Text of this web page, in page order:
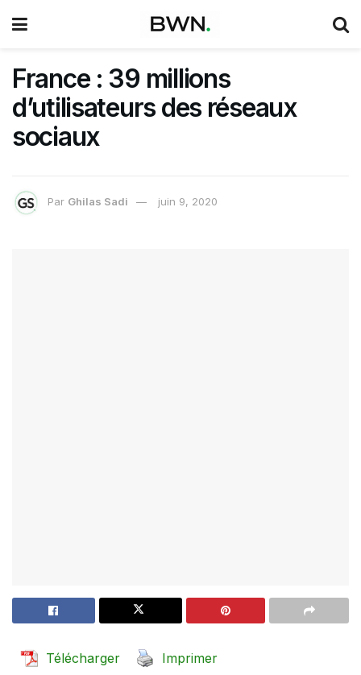
France : 39 millions
d’utilisateurs des réseaux
sociaux
Par Ghilas Sadi juin 9, 2020
Télécharger
Imprimer